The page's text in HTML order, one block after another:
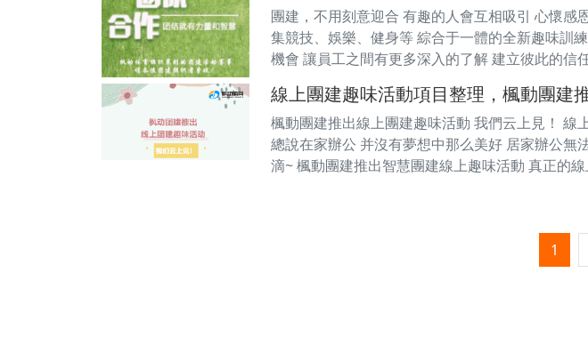
團建，不用刻意迎合 有趣的人會互相吸引 心懷
集競技、娛樂、健身等 綜合于一體的全新趣味訓
機會 讓員工之間有更多深入的了解 建立彼此的信
線上團建趣味活動項目整理，楓動團建
楓動團建推出線上團建趣味活動 我們云上見！
總說在家辦公 并沒有夢想中那么美好 居家辦公
滴~ 楓動團建推出智慧團建線上趣味活動 真正的
1